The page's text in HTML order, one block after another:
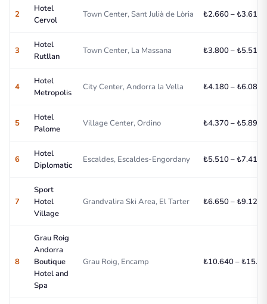
2
Hotel
Cervol
Town Center, Sant Julià de Lòria ₺2.660 – ₺3.610/
3
Hotel
Rutllan
Town Center, La Massana ₺3.800 – ₺5.510/
4
Hotel
Metropolis
City Center, Andorra la Vella ₺4.180 – ₺6.080/
5
Hotel
Palome
Village Center, Ordino ₺4.370 – ₺5.890/
6
Hotel
Diplomatic
Escaldes, Escaldes-Engordany ₺5.510 – ₺7.410/
7
Sport
Hotel
Village
Grandvalira Ski Area, El Tarter ₺6.650 – ₺9.120/
8
Grau Roig
Andorra
Boutique
Hotel and
Spa
Grau Roig, Encamp ₺10.640 –